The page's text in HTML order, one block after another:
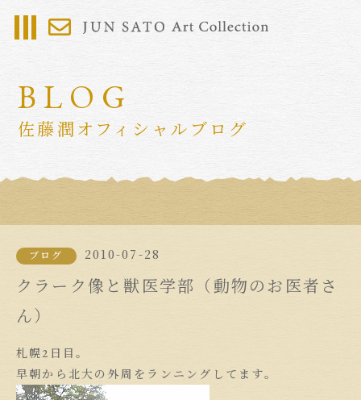
BLOG
佐藤潤オフィシャルブログ
ブログ 2010-07-28
クラーク像と獣医学部（動物のお医者さ
ん）
札幌2日目。
早朝から北大の外周をランニングしてます。